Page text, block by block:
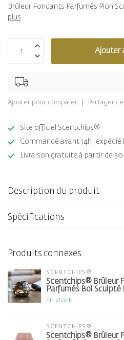
Brûleur Fondants Parfumés Pion
plus .
Ajouter
Ajouter pour comparer Partager
Site officiel Scentchips®
Commandé avant 14h,
Livraison gratuite à partir de 50
Description du produit
Spécifications
Produits connexes
SCENTCHIPS®
Scentchips® Brûleur
Parfumés Bol Sculpté
En stock
SCENTCHIPS®
Scentchips® Brûleur